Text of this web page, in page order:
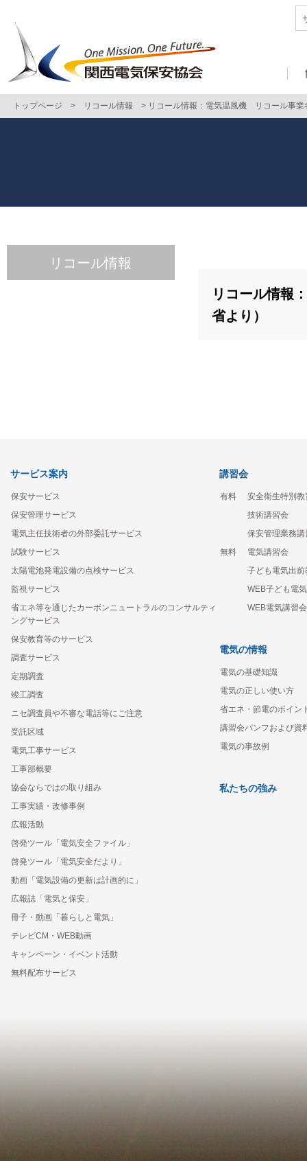
トップページ > リコール情報 > リコール情報：電気温風機 リコール事
リコール情報
省より）
リコール情報
サービス案内
保安サービス
保安管理サービス
電気主任技術者の外部委託サービス
試験サービス
太陽電池発電設備の点検サービス
監視サービス
省エネ等を通じたカーボンニュートラルのコンサルティ
ングサービス
保安教育等のサービス
調査サービス
定期調査
竣工調査
ニセ調査員や不審な電話等にご注意
受託区域
電気工事サービス
工事部概要
協会ならではの取り組み
工事実績・改修事例
広報活動
啓発ツール「電気安全ファイル」
啓発ツール「電気安全だより」
動画「電気設備の更新は計画的に」
広報誌「電気と保安」
冊子・動画「暮らしと電気」
テレビCM・WEB動画
キャンペーン・イベント活動
無料配布サービス
講習会
有料
安全衛生特別教
技術講習会
保安管理業務
無料
電気講習会
子ども電気出前
WEB子ども電
WEB電気講習
電気の情報
電気の基礎知識
電気の正しい使い方
省エネ・節電のポイン
講習会パンフおよび資
電気の事故例
私たちの強み